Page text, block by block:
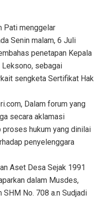
Pati menggelar
Senin malam, 6 Juli
penetapan Kepala
Leksono, sebagai
sengketa Sertifikat Hak
Dalam forum yang
secara aklamasi
proses hukum yang dinilai
penyelenggara
Aset Desa Sejak 1991
dalam Musdes,
No. 708 a.n Sudjadi